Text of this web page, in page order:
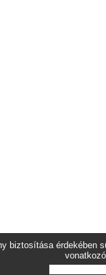
biztosítása érdekében